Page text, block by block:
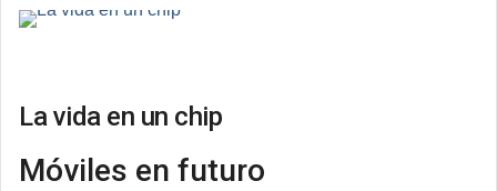
La vida en un chip
Móviles en futuro